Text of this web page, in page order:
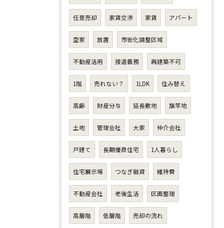
任意売却 家賃交渉 家賃 アパート
空家 放置 市街化調整区域
不動産活用 接道義務 再建築不可
1階 売れない？ 1LDK 住み替え
高齢 財産分与 延長敷地 旗竿地
土地 管理会社 大家 仲介会社
戸建て 長期優良住宅 1人暮らし
住宅展示場 つなぎ融資 維持費
不動産会社 老後生活 区画整理
高層階 低層階 売却の流れ